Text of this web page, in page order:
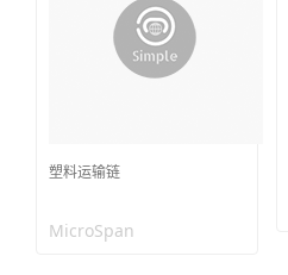
塑料运输链
MicroSpan